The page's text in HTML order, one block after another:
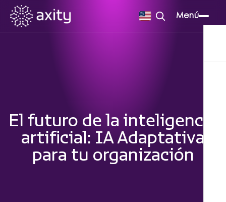
Menú
El futuro de la inteligencia
artificial: IA Adaptativa
para tu organización